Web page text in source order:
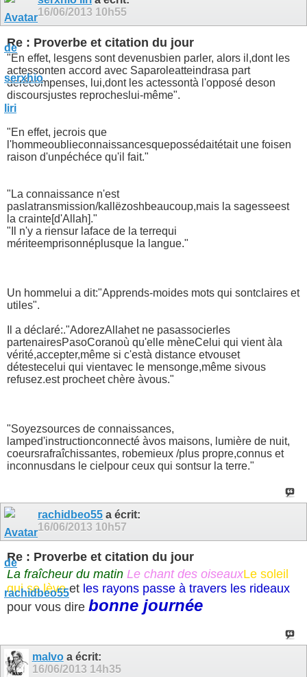
16/06/2013 10h55
Re : Proverbe et citation du jour
"En effet, lesgens sont devenusbien parler, alors il ,dont les
actessonten accord avec Saparoleatteindrasa part
derécompenses, lui,dont les actessontà l'opposé deson
discoursjustes reproches lui-même".
"En effet, jecrois que
l'hommeoublieconnaissancesquepossédaitétait une foisen
raison d'unpéchéce qu'il fait."
" La connaissance n'est
pas latransmission/kallëzoshbeaucoup,mais la sagesseest
la crainte[d'Allah]."
" Il n'y a riensur laface de la terrequi
mériteemprisonnéplusque la langue."
Un homme lui a dit:"Apprends-moides mots qui sontclaires et
utiles".
Il a déclaré:."AdorezAllahet ne pasassocier les
partenairesPasoCoranoù qu'elle mèneCelui qui vient à la
vérité,accepter,même si c'està distance etvouset
détestecelui qui vientavec le mensonge,même sivous
refusez.est procheet chère àvous."
"Soyezsources de connaissances,
lamped'instructionconnecté àvos maisons, lumière de nuit,
coeursrafraîchissantes, robemieux /plus propre,connus et
inconnusdans le ciel pour ceux qui sontsur ​​la terre."
rachidbeo55 a écrit:
16/06/2013 10h57
Re : Proverbe et citation du jour
La fraîcheur du matin Le chant des oiseauxLe soleil
qui se lèveet les rayons passe à travers les rideaux
pour vous dire bonne journée
malvoa écrit:
16/06/2013 14h35